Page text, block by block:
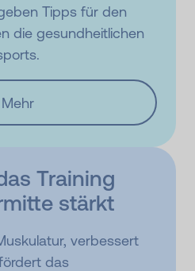
Tipps für den
die gesundheitlichen
Mehr
Training
stärkt
verbessert
das